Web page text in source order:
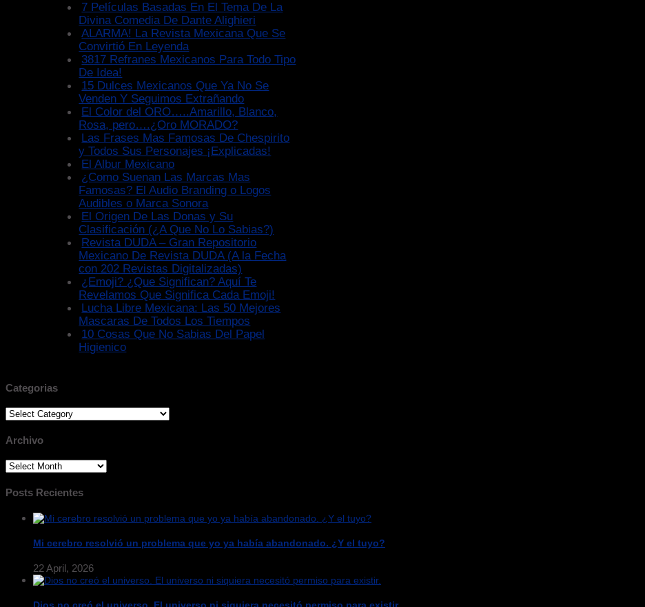
7 Películas Basadas En El Tema De La
Divina Comedia De Dante Alighieri
ALARMA! La Revista Mexicana Que Se
Convirtió En Leyenda
3817 Refranes Mexicanos Para Todo Tipo
De Idea!
15 Dulces Mexicanos Que Ya No Se
Venden Y Seguimos Extrañando
El Color del ORO…..Amarillo, Blanco,
Rosa, pero….¿Oro MORADO?
Las Frases Mas Famosas De Chespirito
y Todos Sus Personajes ¡Explicadas!
El Albur Mexicano
¿Como Suenan Las Marcas Mas
Famosas? El Audio Branding o Logos
Audibles o Marca Sonora
El Origen De Las Donas y Su
Clasificación (¿A Que No Lo Sabias?)
Revista DUDA – Gran Repositorio
Mexicano De Revista DUDA (A la Fecha
con 202 Revistas Digitalizadas)
¿Emoji? ¿Que Significan? Aquí Te
Revelamos Que Significa Cada Emoji!
Lucha Libre Mexicana: Las 50 Mejores
Mascaras De Todos Los Tiempos
10 Cosas Que No Sabias Del Papel
Higienico
Categorias
Categorias
Archivo
Archivo
Posts Recientes
Mi cerebro resolvió un problema que yo ya había abandonado. ¿Y el tuyo?
22 April, 2026